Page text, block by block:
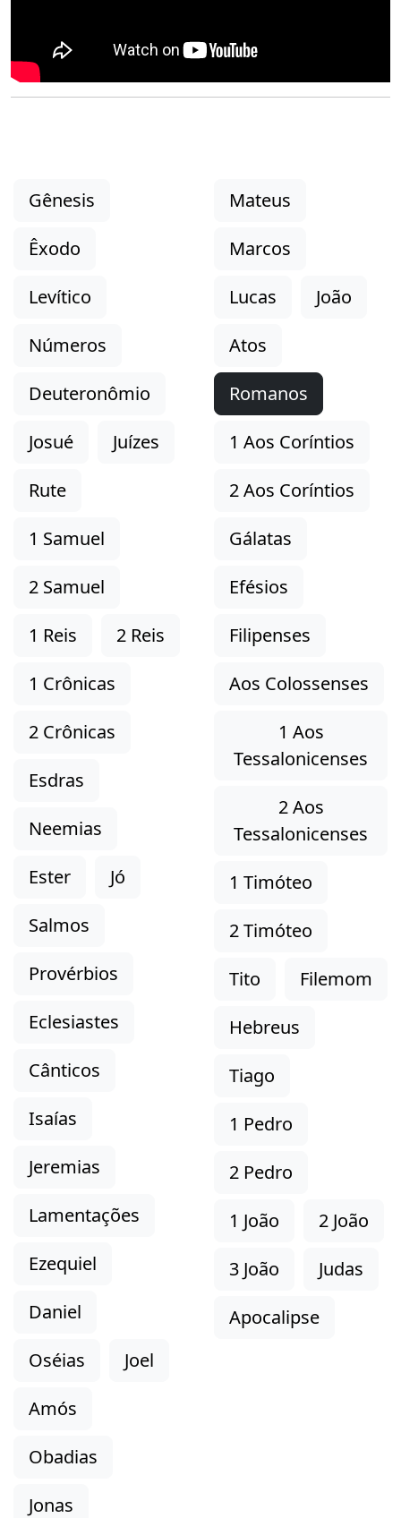
Gênesis
Êxodo
Levítico
Números
Deuteronômio
Josué
Juízes
Rute
1 Samuel
2 Samuel
1 Reis
2 Reis
1 Crônicas
2 Crônicas
Esdras
Neemias
Ester
Jó
Salmos
Provérbios
Eclesiastes
Cânticos
Isaías
Jeremias
Lamentações
Ezequiel
Daniel
Oséias
Joel
Amós
Obadias
Jonas
Mateus
Marcos
Lucas
João
Atos
Romanos
1 Aos Coríntios
2 Aos Coríntios
Gálatas
Efésios
Filipenses
Aos Colossenses
1 Aos
Tessalonicenses
2 Aos
Tessalonicenses
1 Timóteo
2 Timóteo
Tito
Filemom
Hebreus
Tiago
1 Pedro
2 Pedro
1 João
2 João
3 João
Judas
Apocalipse